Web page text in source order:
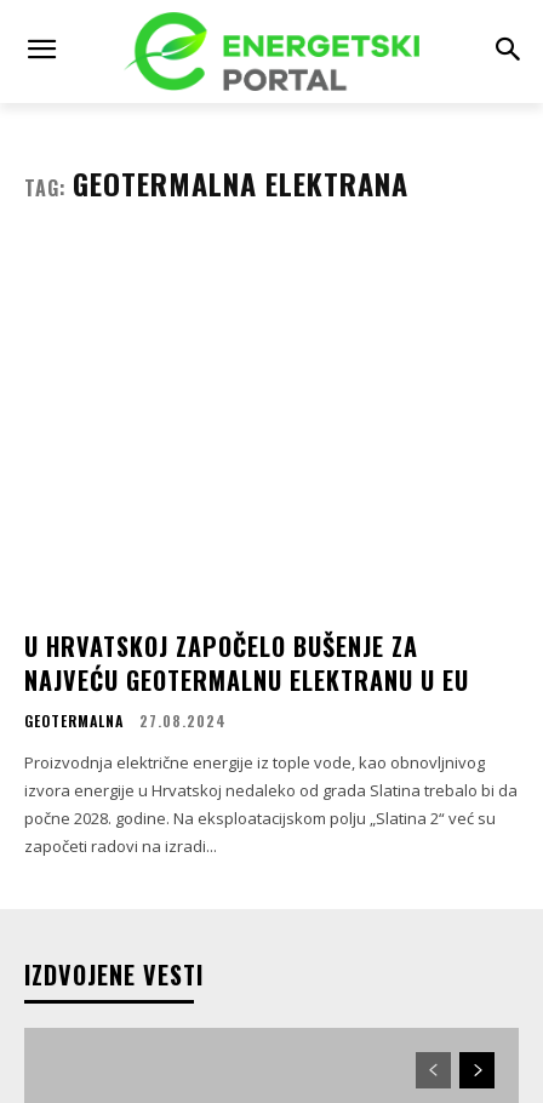
TAG: GEOTERMALNA ELEKTRANA
U HRVATSKOJ ZAPOČELO BUŠENJE ZA
NAJVEĆU GEOTERMALNU ELEKTRANU U EU
GEOTERMALNA 27.08.2024
Proizvodnja električne energije iz tople vode, kao obnovljnivog
izvora energije u Hrvatskoj nedaleko od grada Slatina trebalo bi da
počne 2028. godine. Na eksploatacijskom polju „Slatina 2“ već su
započeti radovi na izradi...
IZDVOJENE VESTI